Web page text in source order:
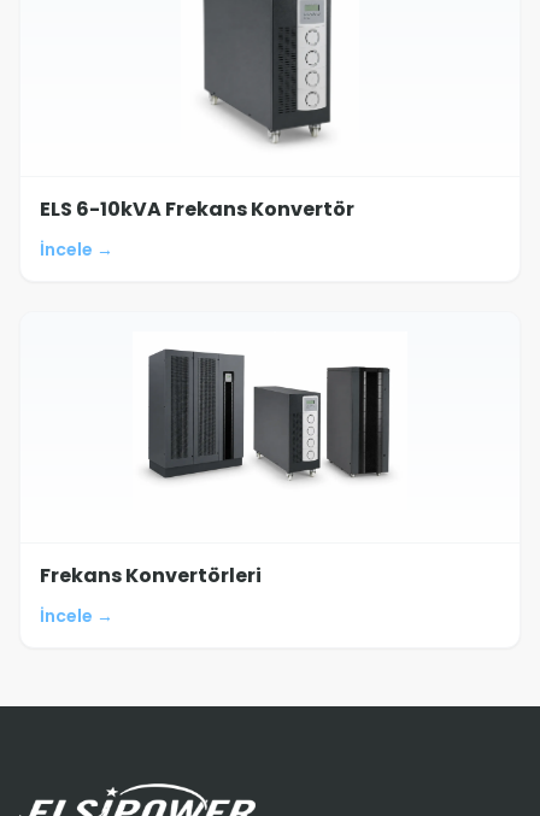
ELS 6-10kVA Frekans Konvertör
İncele →
Frekans Konvertörleri
İncele →